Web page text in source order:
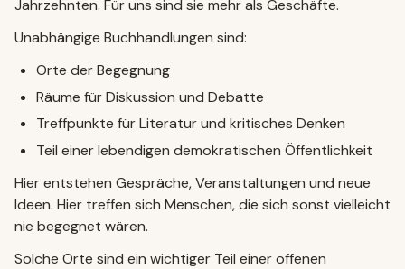
Jahrzehnten. Für uns sind sie mehr als Geschäfte.
Unabhängige Buchhandlungen sind:
Orte der Begegnung
Räume für Diskussion und Debatte
Treffpunkte für Literatur und kritisches Denken
Teil einer lebendigen demokratischen Öffentlichkeit
Hier entstehen Gespräche, Veranstaltungen und neue
Ideen. Hier treffen sich Menschen, die sich sonst vielleicht
nie begegnet wären.
Solche Orte sind ein wichtiger Teil einer offenen